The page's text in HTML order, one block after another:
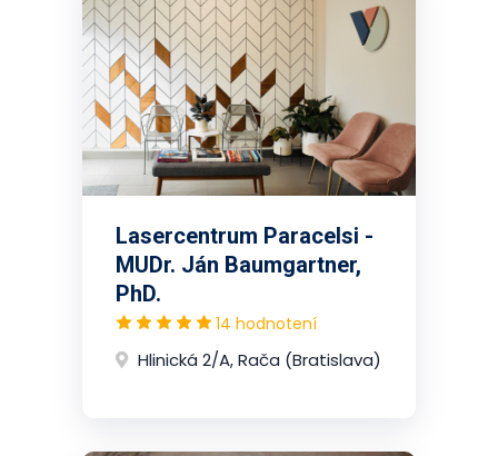
Lasercentrum Paracelsi -
MUDr. Ján Baumgartner,
PhD.
14 hodnotení
Hlinická 2/A, Rača (Bratislava)